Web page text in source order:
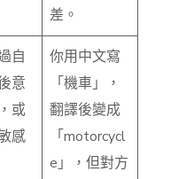
差。
自
意
或
感
你用中文寫
「機車」，
翻譯後變成
「motorcycl
e」，但對方